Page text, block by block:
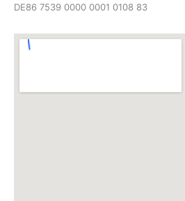
DE86 7539 0000 0001 0108 83